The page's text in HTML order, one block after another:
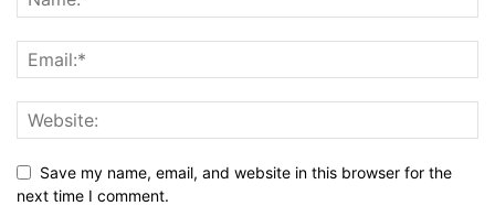
Save my name, email, and website in this browser for the
next time I comment.